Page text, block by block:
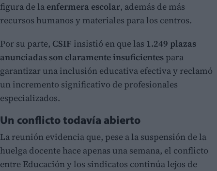
figura de la enfermera escolar, además de más
recursos humanos y materiales para los centros.
Por su parte, CSIF insistió en que las 1.249 plazas
anunciadas son claramente insuficientes para
garantizar una inclusión educativa efectiva y reclamó
un incremento significativo de profesionales
especializados.
Un conflicto todavía abierto
La reunión evidencia que, pese a la suspensión de la
huelga docente hace apenas una semana, el conflicto
entre Educación y los sindicatos continúa lejos de